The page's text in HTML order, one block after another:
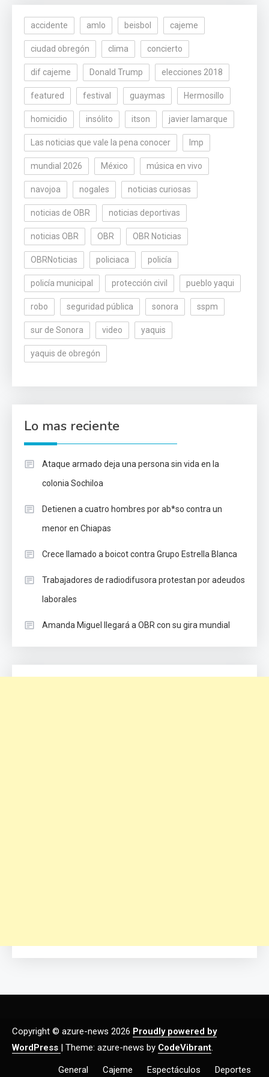
accidente amlo beisbol cajeme
ciudad obregón clima concierto
dif cajeme Donald Trump elecciones 2018
featured festival guaymas Hermosillo
homicidio insólito itson javier lamarque
Las noticias que vale la pena conocer lmp
mundial 2026 México música en vivo
navojoa nogales noticias curiosas
noticias de OBR noticias deportivas
noticias OBR OBR OBR Noticias
OBRNoticias policiaca policía
policía municipal protección civil pueblo yaqui
robo seguridad pública sonora sspm
sur de Sonora video yaquis
yaquis de obregón
Lo mas reciente
Ataque armado deja una persona sin vida en la
colonia Sochiloa
Detienen a cuatro hombres por ab*so contra un
menor en Chiapas
Crece llamado a boicot contra Grupo Estrella Blanca
Trabajadores de radiodifusora protestan por adeudos
laborales
Amanda Miguel llegará a OBR con su gira mundial
Copyright © azure-news 2026 Proudly powered by
WordPress | Theme: azure-news by CodeVibrant
General Cajeme Espectáculos Deportes